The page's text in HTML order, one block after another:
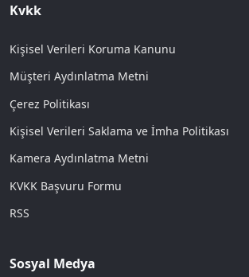
Kvkk
Kişisel Verileri Koruma Kanunu
Müşteri Aydınlatma Metni
Çerez Politikası
Kişisel Verileri Saklama ve İmha Politikası
Kamera Aydınlatma Metni
KVKK Başvuru Formu
RSS
Sosyal Medya